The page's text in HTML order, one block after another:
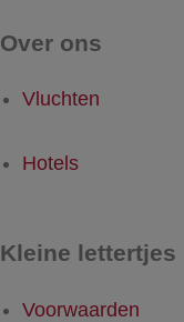
Over ons
Vluchten
Hotels
Kleine lettertjes
Voorwaarden